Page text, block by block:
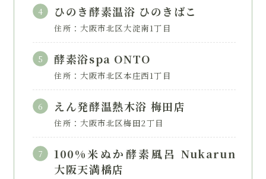
ひのき酵素温浴 ひのきばこ
住所：大阪市北区大淀南1丁目
酵素浴spa ONTO
住所：大阪市北区本庄西1丁目
えん発酵温熱木浴 梅田店
住所：大阪市北区梅田2丁目
100%米ぬか酵素風呂 Nukarun
大阪天満橋店